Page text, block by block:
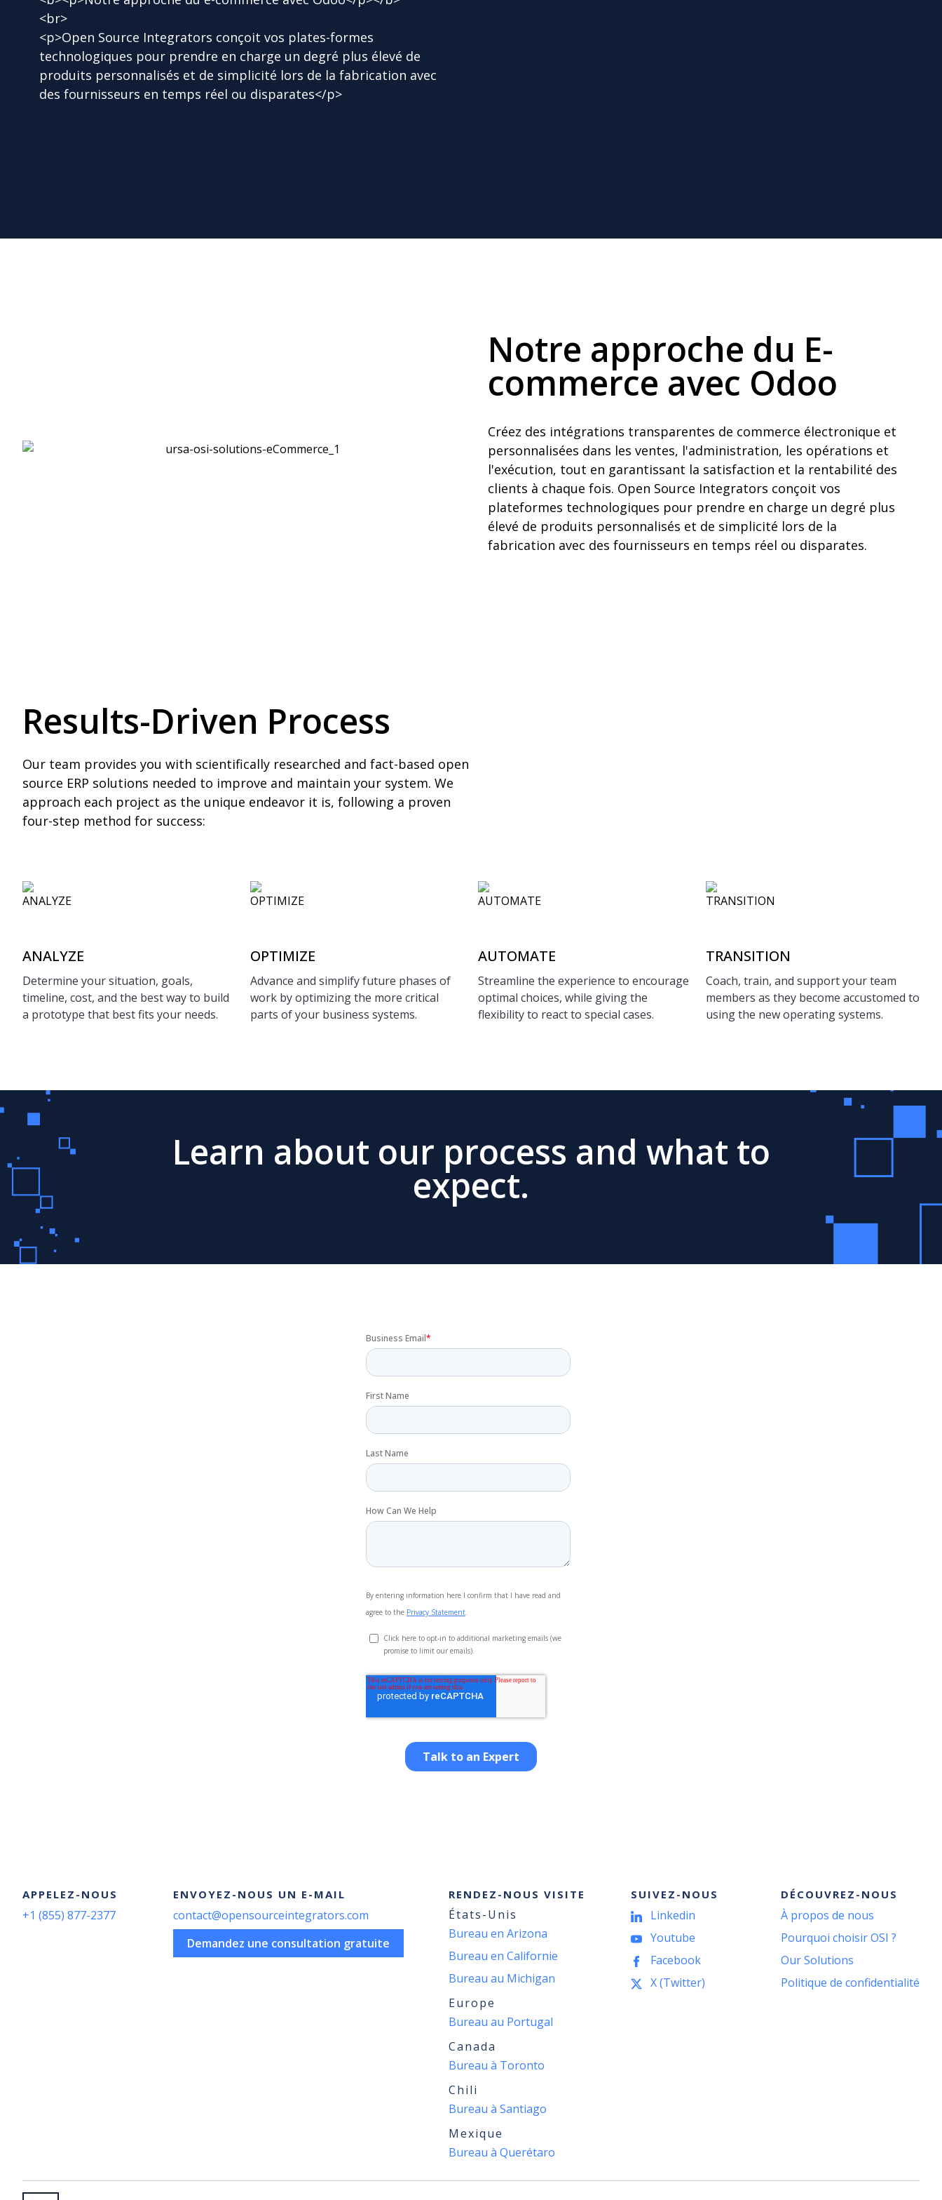
<br>
<p>Open Source Integrators conçoit vos plates-formes
technologiques pour prendre en charge un degré plus élevé de
produits personnalisés et de simplicité lors de la fabrication avec
des fournisseurs en temps réel ou disparates</p>
Notre approche du E-
commerce avec Odoo
Créez des intégrations transparentes de commerce électronique et
personnalisées dans les ventes, l'administration, les opérations et
l'exécution, tout en garantissant la satisfaction et la rentabilité des
clients à chaque fois. Open Source Integrators conçoit vos
plateformes technologiques pour prendre en charge un degré plus
élevé de produits personnalisés et de simplicité lors de la
fabrication avec des fournisseurs en temps réel ou disparates.
Results-Driven Process
Our team provides you with scientifically researched and fact-based open
source ERP solutions needed to improve and maintain your system. We
approach each project as the unique endeavor it is, following a proven
four-step method for success:
ANALYZE
Determine your situation, goals,
timeline, cost, and the best way to build
a prototype that best fits your needs.
OPTIMIZE
Advance and simplify future phases of
work by optimizing the more critical
parts of your business systems.
AUTOMATE
Streamline the experience to encourage
optimal choices, while giving the
flexibility to react to special cases.
TRANSITION
Coach, train, and support your team
members as they become accustomed to
using the new operating systems.
Learn about our process and what to
expect.
APPELEZ-NOUS
+1 (855) 877-2377
ENVOYEZ-NOUS UN E-MAIL
contact@opensourceintegrators.com
Demandez une consultation gratuite
RENDEZ-NOUS VISITE
États-Unis
Bureau en Arizona
Bureau en Californie
Bureau au Michigan
Europe
Bureau au Portugal
Canada
Bureau à Toronto
Chili
Bureau à Santiago
Mexique
Bureau à Querétaro
SUIVEZ-NOUS
Linkedin
Youtube
Facebook
X (Twitter)
DÉCOUVREZ-NOUS
À propos de nous
Pourquoi choisir OSI ?
Our Solutions
Politique de confidentialité